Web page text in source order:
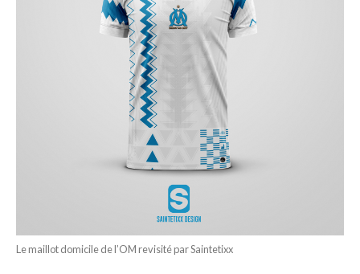
Le maillot domicile de l’OM revisité par Saintetixx